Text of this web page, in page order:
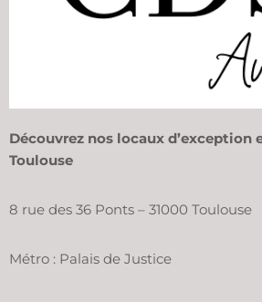
Découvrez nos locaux
Toulouse
8 rue des 36 Ponts – 31000 Toulouse
Métro : Palais de Justice